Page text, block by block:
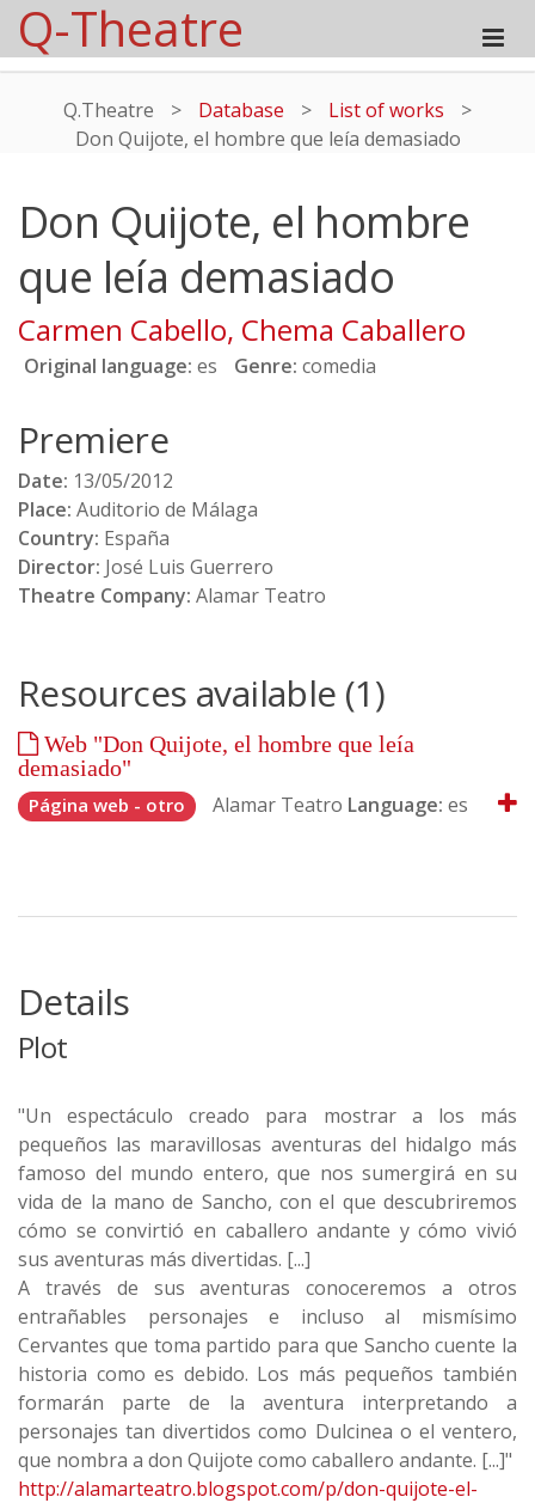
Q-Theatre
Q.Theatre > Database > List of works
>
Don Quijote, el hombre que leía demasiado
Don Quijote, el hombre
que leía demasiado
Carmen Cabello, Chema Caballero
Original language: es Genre: comedia
Premiere
Date: 13/05/2012
Place: Auditorio de Málaga
Country: España
Director: José Luis Guerrero
Theatre Company: Alamar Teatro
Resources available (1)
Web "Don Quijote, el hombre que leía
demasiado"
Página web - otro
Alamar Teatro Language: es
Details
Plot
"Un espectáculo creado para mostrar a los más
pequeños las maravillosas aventuras del hidalgo más
famoso del mundo entero, que nos sumergirá en su
vida de la mano de Sancho, con el que descubriremos
cómo se convirtió en caballero andante y cómo vivió
sus aventuras más divertidas. [...]
A través de sus aventuras conoceremos a otros
entrañables personajes e incluso al mismísimo
Cervantes que toma partido para que Sancho cuente la
historia como es debido. Los más pequeños también
formarán parte de la aventura interpretando a
personajes tan divertidos como Dulcinea o el ventero,
que nombra a don Quijote como caballero andante. [...]"
http://alamarteatro.blogspot.com/p/don-quijote-el-